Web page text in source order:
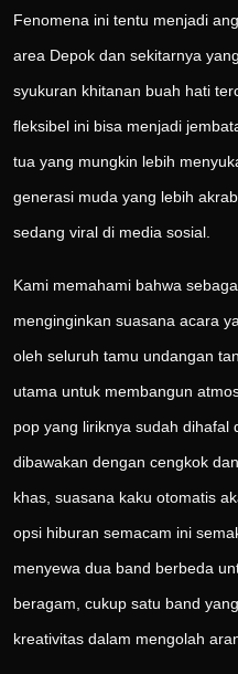
Fenomena ini tentu menjadi
area Depok dan sekitarnya
syukuran khitanan buah hati
fleksibel ini bisa menjadi
tua yang mungkin lebih
generasi muda yang lebih
sedang viral di media sosial.
Kami memahami bahwa
menginginkan suasana acara
oleh seluruh tamu undangan
utama untuk membangun
pop yang liriknya sudah dihafal
dibawakan dengan cengkok
khas, suasana kaku otomatis
opsi hiburan semacam ini
menyewa dua band berbeda
beragam, cukup satu band
kreativitas dalam mengolah